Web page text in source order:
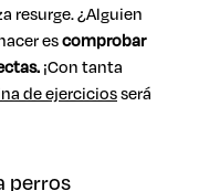
resurge. ¿Alguien
escomprobar
¡Con tanta
de ejerciciosserá
perros